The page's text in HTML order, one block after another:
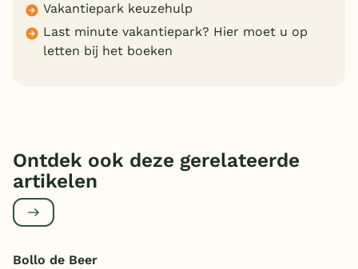
Vakantiepark keuzehulp
Last minute vakantiepark? Hier moet u op
letten bij het boeken
Ontdek ook deze gerelateerde
artikelen
Bollo de Beer